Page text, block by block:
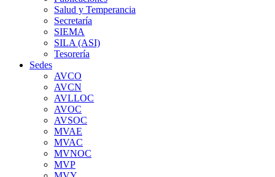
Salud y Temperancia
Secretaría
SIEMA
SILA (ASI)
Tesorería
Sedes
AVCO
AVCN
AVLLOC
AVOC
AVSOC
MVAE
MVAC
MVNOC
MVP